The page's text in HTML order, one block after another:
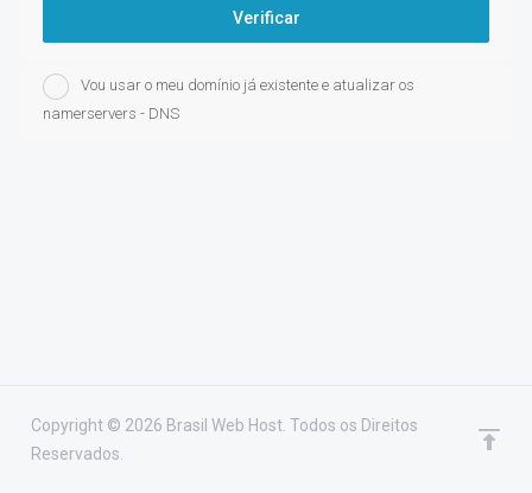
Verificar
Vou usar o meu domínio já existente e atualizar os
namerservers - DNS
Copyright © 2026 Brasil Web Host. Todos os Direitos
Reservados.